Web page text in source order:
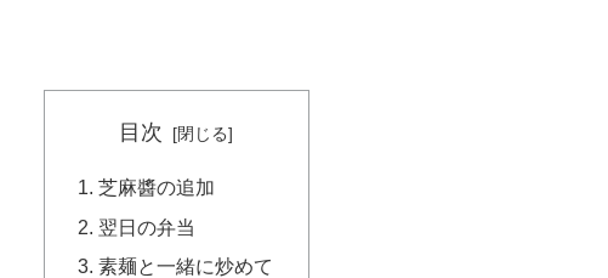
目次
芝麻醬の追加
翌日の弁当
素麺と一緒に炒めて